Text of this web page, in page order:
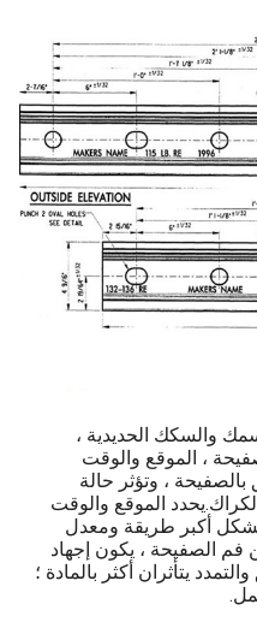
والسكك الحديدية ،
، الموقع والوقت
، وتؤثر حالة
الموقع والوقت
أكبر طريقة ومعدل
فم الصفيحة ، يكون إجهاد
يتأثران أكثر بالمادة ؛